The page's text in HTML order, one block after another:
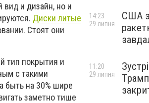
вид и дизайн, но и
Диски литые
Стоят они
тип покрытия и
с такими
быть на 30% шире
заметно тише
США
14:23
29 липня
11:20
29 липня